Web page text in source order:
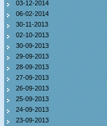
03-12-2014
06-02-2014
30-11-2013
02-10-2013
30-09-2013
29-09-2013
28-09-2013
27-09-2013
26-09-2013
25-09-2013
24-09-2013
23-09-2013